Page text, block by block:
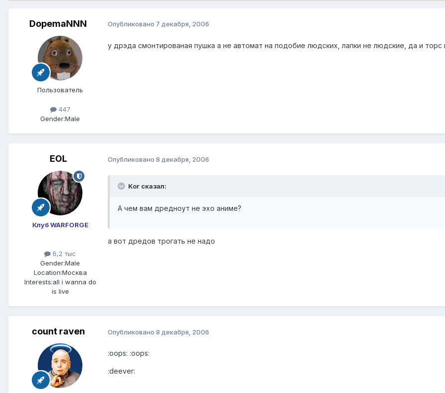
DopemaNNN
Пользователь
447
Gender:Male
Опубликовано 7 декабря, 2006
у дрэда смонтированая пушка а не автомат на подобие людских, лапки не людские, да и торс
EOL
Клуб WARFORGE
6,2 тыс
Gender:Male
Location:Москва
Interests:all i wanna do
is live
Опубликовано 8 декабря, 2006
Kor сказал:
А чем вам дредноут не эхо аниме?
а вот дредов трогать не надо
count raven Опубликовано 8 декабря, 2006
:oops: :oops:
:deever: